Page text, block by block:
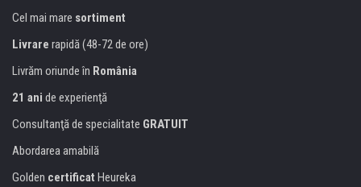
Cel mai mare sortiment
Livrare rapidă (48-72 de ore)
Livrăm oriunde în România
21 ani de experienţă
Consultanţă de specialitate GRATUIT
Abordarea amabilă
Golden certificat Heureka